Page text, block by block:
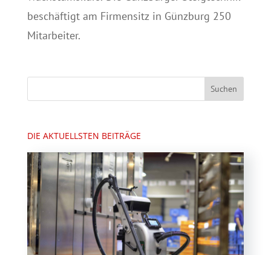
beschäftigt am Firmensitz in Günzburg 250
Mitarbeiter.
DIE AKTUELLSTEN BEITRÄGE